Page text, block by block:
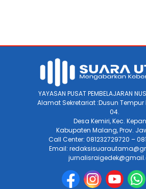
YAYASAN PUSAT PEMBELAJARAN
Alamat Sekretariat :Dusun Tempur
04.
Desa Kemiri, Kec.
Kabupaten Malang, Prov.
Call Center: 081232729720 –
Email: